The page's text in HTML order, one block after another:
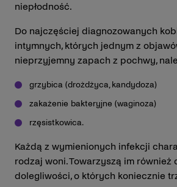
niepłodność.
Do najczęściej diagnozowanych
intymnych, których jednym z
nieprzyjemny zapach z pochwy,
grzybica (drożdżyca, kandydoza)
zakażenie bakteryjne (waginoza)
rzęsistkowica.
Każdą z wymienionych infekcji
rodzaj woni. Towarzyszą im również
dolegliwości, o których koniecznie